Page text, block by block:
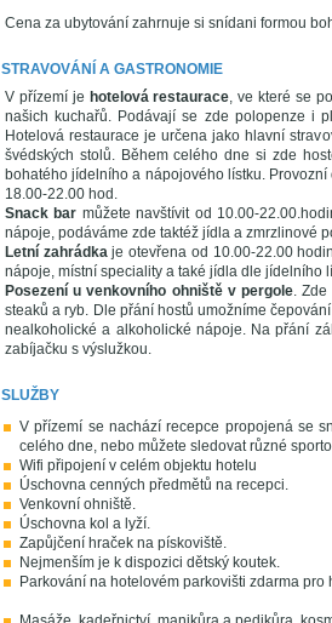
Cena za ubytování zahrnuje si snídani formou
STRAVOVÁNÍ A GASTRONOMIE
V přízemí je hotelová restaurace, ve které se
našich kuchařů. Podávají se zde polopenze i
Hotelová restaurace je určena jako hlavní
švédských stolů. Během celého dne si zde
bohatého jídelního a nápojového lístku.
18.00-22.00 hod.
Snack bar můžete navštívit od 10.00-
nápoje, podáváme zde taktéž jídla a zmrzlinové
Letní zahrádkaje otevřena od 10.00-22.00
nápoje, místní speciality a také jídla dle jídelního
Posezení u venkovního ohniště v pergole. Zde
steaků a ryb. Dle přání hostů umožníme
nealkoholické a alkoholické nápoje. Na přání
zabíjačku s výslužkou.
SLUŽBY
V přízemí se nachází recepce propojená se
celého dne, nebo můžete sledovat různé
Wifi připojení v celém objektu hotelu
Úschovna cenných předmětů na recepci.
Venkovní ohniště.
Úschovna kol a lyží.
Zapůjčení hraček na pískoviště.
Nejmenším je k dispozici dětský koutek.
Parkování na hotelovém parkovišti zdarma pro